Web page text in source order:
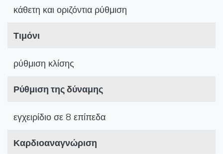
κάθετη και οριζόντια ρύθμιση
Τιμόνι
ρύθμιση κλίσης
Ρύθμιση της δύναμης
εγχειρίδιο σε 8 επίπεδα
Καρδιοαναγνώριση